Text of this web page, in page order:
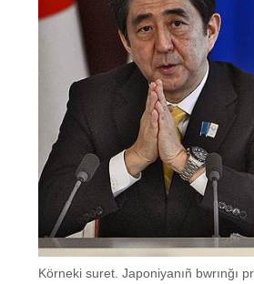
Körneki suret. Japoniyanıñ bwrınğı